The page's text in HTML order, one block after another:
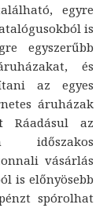
egyre
is
egyszerűbb
és
az egyes
áruházak
Ráadásul az
időszakos
vásárlás
is előnyösebb
spórolhat